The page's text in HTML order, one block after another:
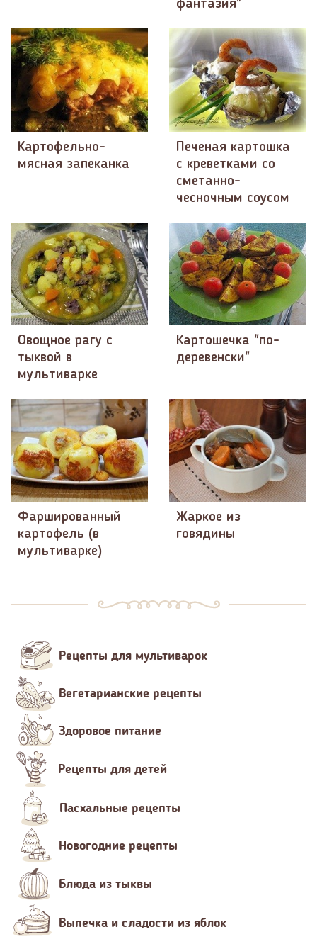
фантазия"
Картофельно-
мясная запеканка
Печеная картошка
с креветками со
сметанно-
чесночным соусом
Овощное рагу с
тыквой в
мультиварке
Картошечка "по-
деревенски"
Фаршированный
картофель (в
мультиварке)
Жаркое из
говядины
Рецепты для мультиварок
Вегетарианские рецепты
Здоровое питание
Рецепты для детей
Пасхальные рецепты
Новогодние рецепты
Блюда из тыквы
Выпечка и сладости из яблок